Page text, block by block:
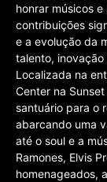
honrar músicos
contribuições
e a evolução da
talento,
Localizada na
Center na
santuário para o
abarcando uma
até o soul e a
Ramones, Elvis
homenageados,